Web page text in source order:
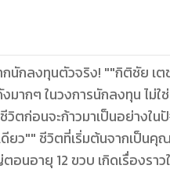
นักลงทุนตัวจริง! ""กิติชัย เต
ากๆ ในวงการนักลงทุน ไม่ใ
ตก่อนจะก้าวมาเป็นอย่างใน
ดียว"" ชีวิตที่เริ่มต้นจากเป็น
อนอายุ 12 ขวบ เกิดเรื่องรา
นเดิม บนเส้นทางที่เงิน 1 ล้า